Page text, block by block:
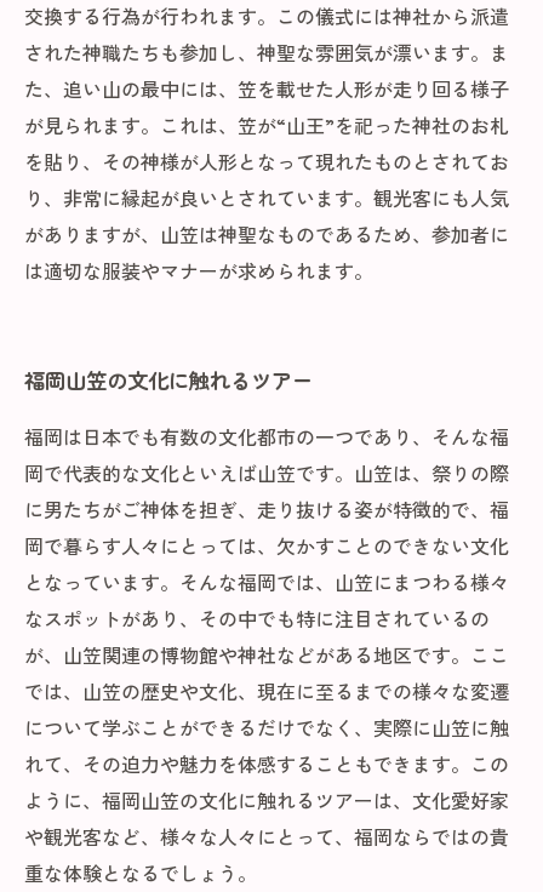
交換する行為が行われます。この儀式には神社から派遣
された神職たちも参加し、神聖な雰囲気が漂います。ま
た、追い山の最中には、笠を載せた人形が走り回る様子
が見られます。これは、笠が“山王”を祀った神社のお札
を貼り、その神様が人形となって現れたものとされてお
り、非常に縁起が良いとされています。観光客にも人気
がありますが、山笠は神聖なものであるため、参加者に
は適切な服装やマナーが求められます。
福岡山笠の文化に触れるツアー
福岡は日本でも有数の文化都市の一つであり、そんな福
岡で代表的な文化といえば山笠です。山笠は、祭りの際
に男たちがご神体を担ぎ、走り抜ける姿が特徴的で、福
岡で暮らす人々にとっては、欠かすことのできない文化
となっています。そんな福岡では、山笠にまつわる様々
なスポットがあり、その中でも特に注目されているの
が、山笠関連の博物館や神社などがある地区です。ここ
では、山笠の歴史や文化、現在に至るまでの様々な変遷
について学ぶことができるだけでなく、実際に山笠に触
れて、その迫力や魅力を体感することもできます。この
ように、福岡山笠の文化に触れるツアーは、文化愛好家
や観光客など、様々な人々にとって、福岡ならではの貴
重な体験となるでしょう。